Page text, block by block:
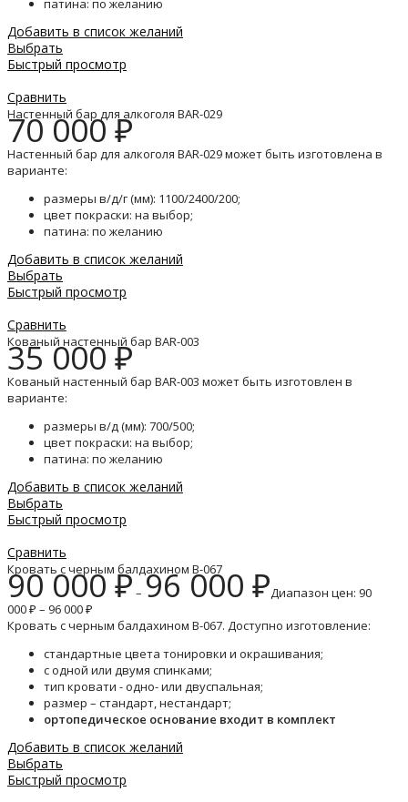
патина: по желанию
Добавить в список желаний
Выбрать
Быстрый просмотр
Сравнить
Настенный бар для алкоголя BAR-029
70 000₽
Настенный бар для алкоголя BAR-029 может быть изготовлена в
варианте:
размеры в/д/г (мм): 1100/2400/200;
цвет покраски: на выбор;
патина: по желанию
Добавить в список желаний
Выбрать
Быстрый просмотр
Сравнить
Кованый настенный бар BAR-003
35 000₽
Кованый настенный бар BAR-003 может быть изготовлен в
варианте:
размеры в/д (мм): 700/500;
цвет покраски: на выбор;
патина: по желанию
Добавить в список желаний
Выбрать
Быстрый просмотр
Сравнить
Кровать с черным балдахином B-067
90 000₽– 96 000 ₽Диапазон цен: 90
000 ₽ – 96 000 ₽
Кровать с черным балдахином B-067. Доступно изготовление:
стандартные цвета тонировки и окрашивания;
с одной или двумя спинками;
тип кровати - одно- или двуспальная;
размер – стандарт, нестандарт;
ортопедическое основание входит в комплект
Добавить в список желаний
Выбрать
Быстрый просмотр